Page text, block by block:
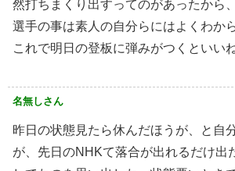
然打ちまくり出すってのがあったから
選手の事は素人の自分らにはよくわか
これで明日の登板に弾みがつくといいね
名無しさん
昨日の状態見たら休んだほうが、と自
が、先日のNHKて落合が出れるだけ出